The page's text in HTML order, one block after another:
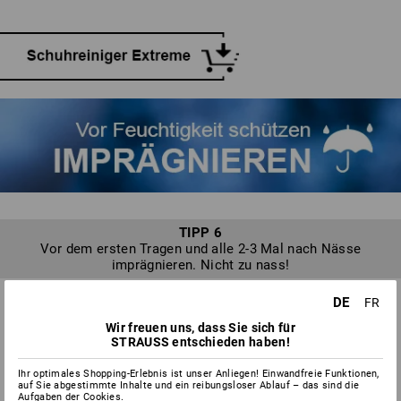
etwas Neutralseife. Schrubben Sie dabei in langsamen und
gleichmäßigen Bewegungen ohne zu viel Druck. Auch
Wasser- oder Schneeränder sollten direkt behandelt werden,
solange die Schuhe noch feucht sind.
TIPP 6
Vor dem ersten Tragen und alle 2-3 Mal nach Nässe
imprägnieren. Nicht zu nass!
DAMIT SIE SICHER IM REGEN
STEHEN: SCHUHE IMPRÄGNIEREN
DE
FR
Wir freuen uns, dass Sie sich für
STRAUSS entschieden haben!
Ihr optimales Shopping-Erlebnis ist unser Anliegen! Einwandfreie Funktionen,
auf Sie abgestimmte Inhalte und ein reibungsloser Ablauf – das sind die
Aufgaben der Cookies.